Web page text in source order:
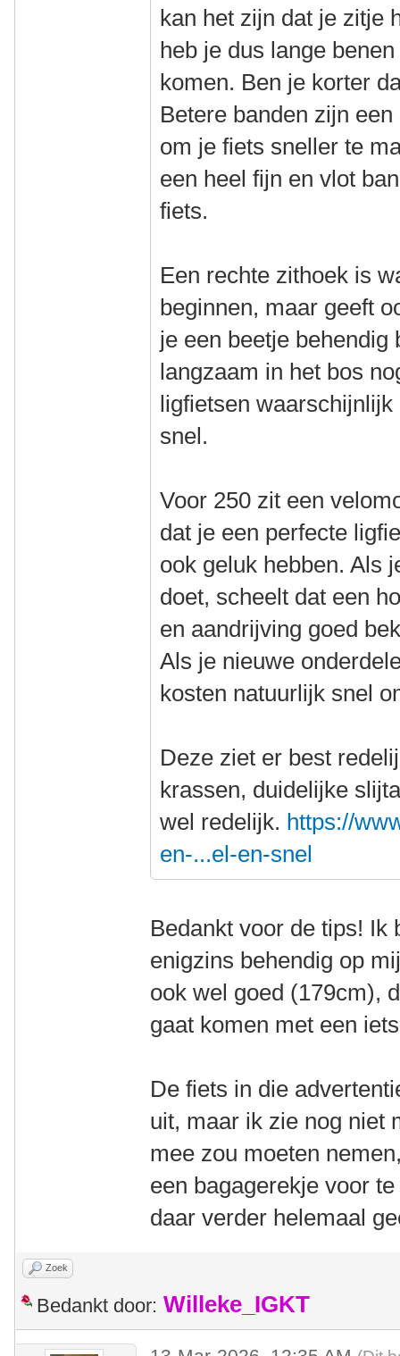
kan het zijn dat je zitje
heb je dus lange
komen. Ben je korter
Betere banden zijn
om je fiets sneller te
een heel fijn en vlot
fiets.
Een rechte zithoek is
beginnen, maar geeft
je een beetje
langzaam in het bos
ligfietsen
snel.
Voor 250 zit een
dat je een perfecte
ook geluk hebben. Als
doet, scheelt dat een
en aandrijving goed
Als je nieuwe
kosten natuurlijk snel
Deze ziet er best
krassen, duidelijke
wel redelijk. https://
en-...el-en-snel
Bedankt voor de tips! Ik
enigzins behendig op
ook wel goed (179cm),
gaat komen met een
De fiets in die
uit, maar ik zie nog niet
mee zou moeten
een bagagerekje voor
daar verder helemaal
Zoek
Bedankt door: Willeke_IGKT